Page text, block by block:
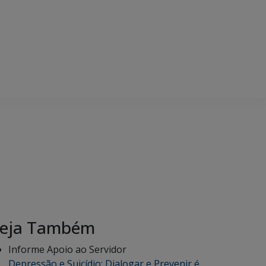
Também
Informe Apoio ao Servidor